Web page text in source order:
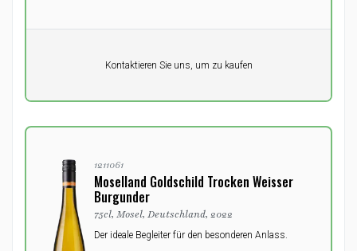
Kontaktieren Sie uns, um zu kaufen
1211061
Moselland Goldschild Trocken Weisser
Burgunder
75cl, Mosel, Deutschland, 2022
Der ideale Begleiter für den besonderen Anlass.